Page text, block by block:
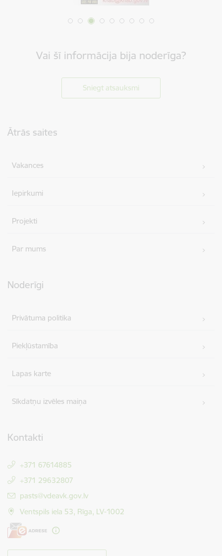
Vai šī informācija bija noderīga?
Sniegt atsauksmi
Ātrās saites
Vakances
Iepirkumi
Projekti
Par mums
Noderīgi
Privātuma politika
Piekļūstamība
Lapas karte
Sīkdatņu izvēles maiņa
Kontakti
+371 67614885
+371 29632807
E-pasts:
pasts@vdeavk.gov.lv
Ventspils iela 53, Rīga, LV-1002